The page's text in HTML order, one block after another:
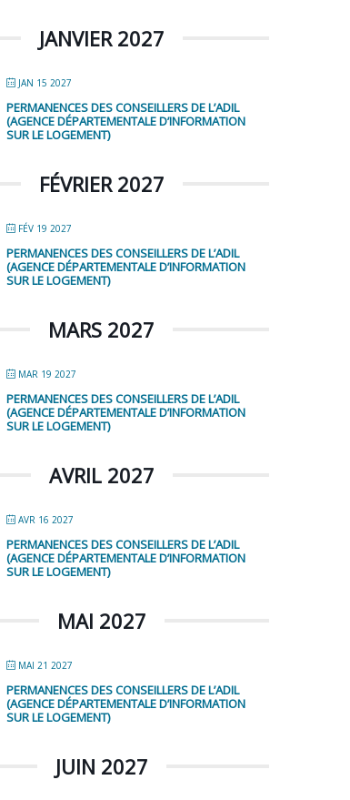
JANVIER 2027
JAN 15 2027
PERMANENCES DES CONSEILLERS DE L’ADIL
(AGENCE DÉPARTEMENTALE D’INFORMATION
SUR LE LOGEMENT)
FÉVRIER 2027
FÉV 19 2027
PERMANENCES DES CONSEILLERS DE L’ADIL
(AGENCE DÉPARTEMENTALE D’INFORMATION
SUR LE LOGEMENT)
MARS 2027
MAR 19 2027
PERMANENCES DES CONSEILLERS DE L’ADIL
(AGENCE DÉPARTEMENTALE D’INFORMATION
SUR LE LOGEMENT)
AVRIL 2027
AVR 16 2027
PERMANENCES DES CONSEILLERS DE L’ADIL
(AGENCE DÉPARTEMENTALE D’INFORMATION
SUR LE LOGEMENT)
MAI 2027
MAI 21 2027
PERMANENCES DES CONSEILLERS DE L’ADIL
(AGENCE DÉPARTEMENTALE D’INFORMATION
SUR LE LOGEMENT)
JUIN 2027